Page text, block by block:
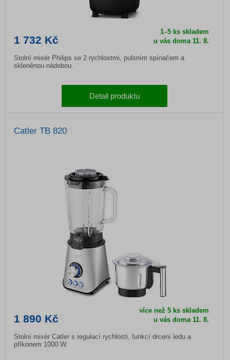
1 732 Kč
1–5 ks skladem
u vás doma11. 8.
Stolní mixér Philips se 2 rychlostmi, pulsním spínačem a
skleněnou nádobou.
Detail produktu
Catler TB 820
1 890 Kč
více než 5 ks skladem
u vás doma11. 8.
Stolní mixér Catler s regulací rychlosti, funkcí drcení ledu a
příkonem 1000 W.